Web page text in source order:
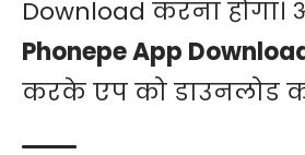
Download करना होगा।
Phonepe App
करके एप को डाउनलोड